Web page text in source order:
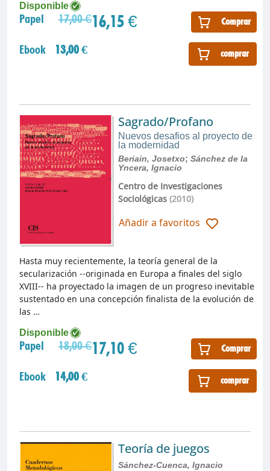
Disponible
Papel 17,00 €16,15 € Comprar
Ebook 13,00 € comprar
Sagrado/Profano
Nuevos desafios al proyecto de
la modernidad
Beriain, Josetxo; Sánchez de la
Yncera, Ignacio
Centro de Investigaciones
Sociológicas(2010)
Añadir a favoritos
Disponible
Papel 18,00 €17,10 € Comprar
Ebook 14,00 € comprar
Hasta muy recientemente, la teoría general de la
secularización --originada en Europa a finales del siglo
XVIII-- ha proyectado la imagen de un progreso inevitable
sustentado en una concepción finalista de la evolución de
las …
Teoría de juegos
Sánchez-Cuenca, Ignacio